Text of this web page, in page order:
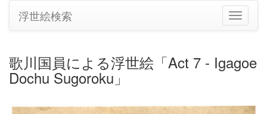
ナ
ビ
シ
浮世絵検索
歌川国員による浮世絵「Act 7 - Igagoe
Dochu Sugoroku」